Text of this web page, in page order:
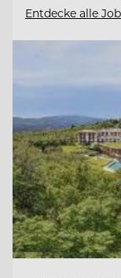
Entdecke alle